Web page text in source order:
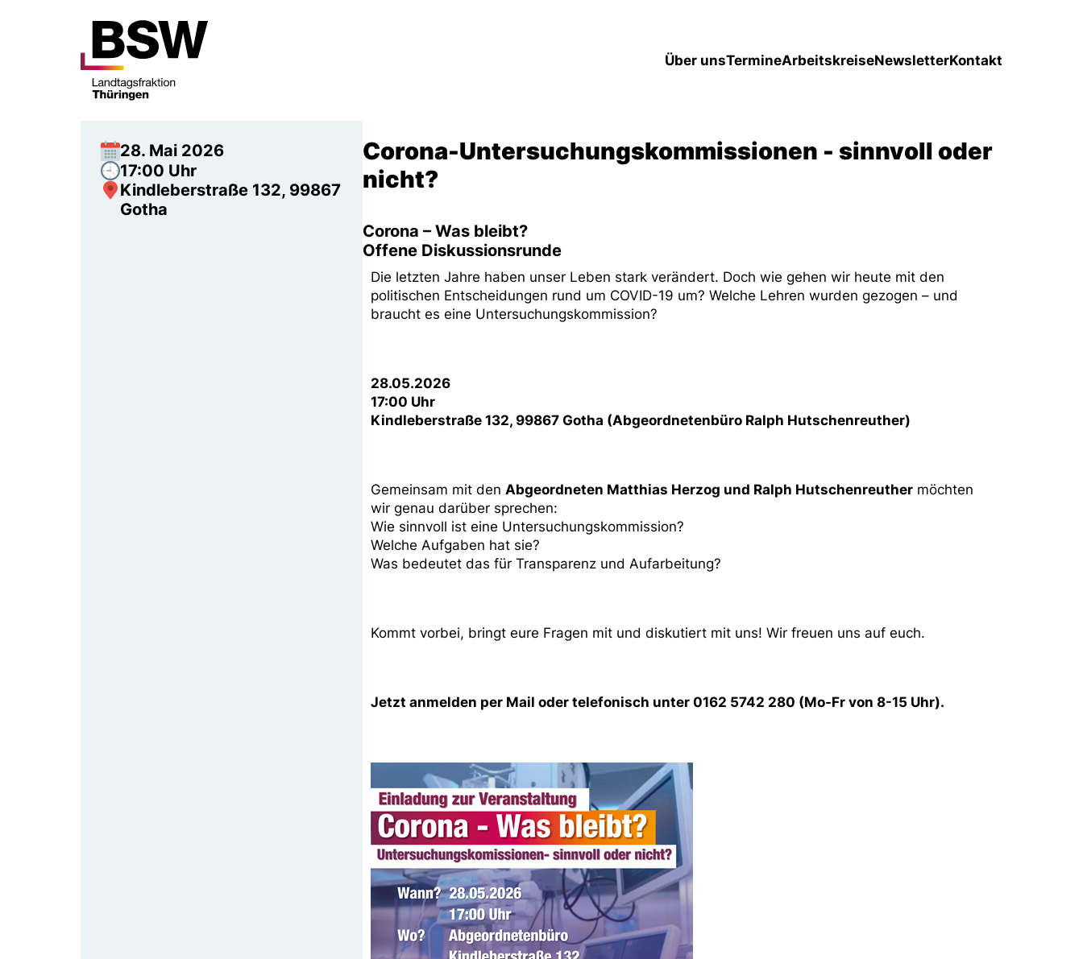
Über unsTermineArbeitskreiseNewsletterKontakt
28. Mai 2026
17:00 Uhr
Kindleberstraße 132, 99867
Gotha
Corona-Untersuchungskommissionen - sinnvoll oder
nicht?
Corona – Was bleibt?
Offene Diskussionsrunde
Die letzten Jahre haben unser Leben stark verändert. Doch wie gehen wir heute mit den
politischen Entscheidungen rund um COVID-19 um? Welche Lehren wurden gezogen – und
braucht es eine Untersuchungskommission?
28.05.2026
17:00 Uhr
Kindleberstraße 132, 99867 Gotha (Abgeordnetenbüro Ralph Hutschenreuther)
Gemeinsam mit den Abgeordneten Matthias Herzog und Ralph Hutschenreuther möchten
wir genau darüber sprechen:
Wie sinnvoll ist eine Untersuchungskommission?
Welche Aufgaben hat sie?
Was bedeutet das für Transparenz und Aufarbeitung?
Kommt vorbei, bringt eure Fragen mit und diskutiert mit uns! Wir freuen uns auf euch.
Jetzt anmelden per Mail oder telefonisch unter 0162 5742 280 (Mo-Fr von 8-15 Uhr).